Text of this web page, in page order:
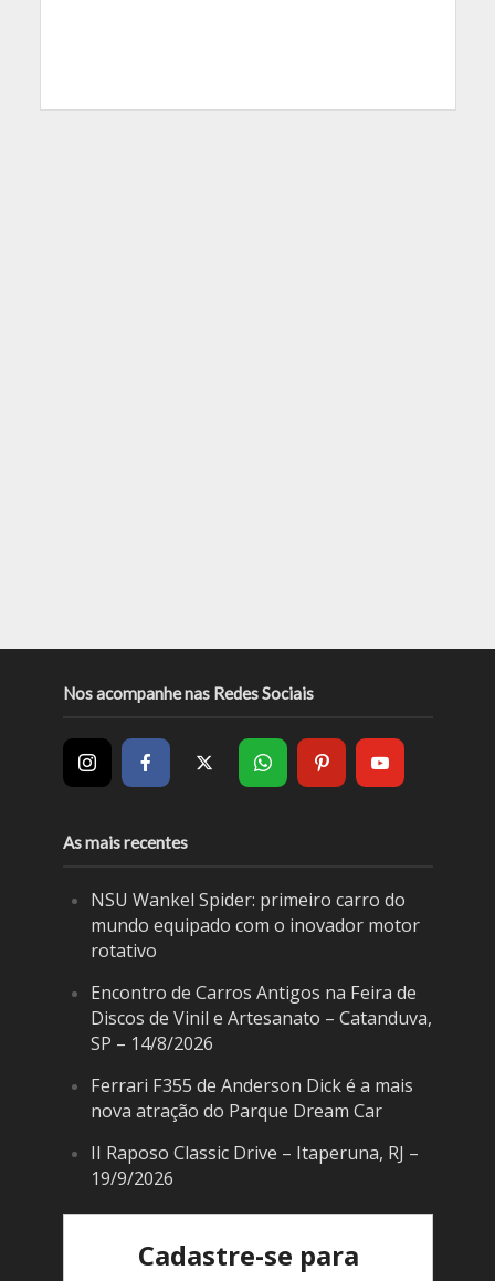
Nos acompanhe nas Redes Sociais
As mais recentes
NSU Wankel Spider: primeiro carro do
mundo equipado com o inovador motor
rotativo
Encontro de Carros Antigos na Feira de
Discos de Vinil e Artesanato – Catanduva,
SP – 14/8/2026
Ferrari F355 de Anderson Dick é a mais
nova atração do Parque Dream Car
II Raposo Classic Drive – Itaperuna, RJ –
19/9/2026